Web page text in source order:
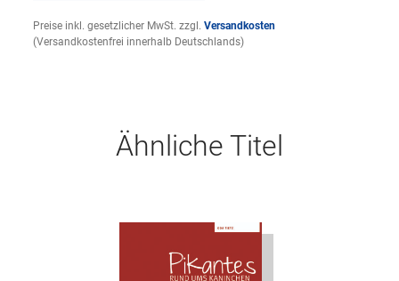
Preise inkl. gesetzlicher MwSt. zzgl. Versandkosten
(Versandkostenfrei innerhalb Deutschlands)
Ähnliche Titel